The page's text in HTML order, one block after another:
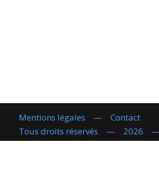
Mentions légales — Contact
Tous droits réservés — 2026